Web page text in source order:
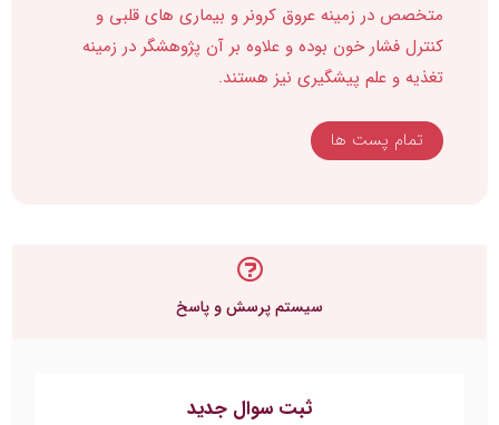
متخصص در زمینه عروق کرونر و بیماری های قلبی و
کنترل فشار خون بوده و علاوه بر آن پژوهشگر در زمینه
تغذیه و علم پیشگیری نیز هستند.
تمام پست ها
سیستم پرسش و پاسخ
ثبت سوال جدید